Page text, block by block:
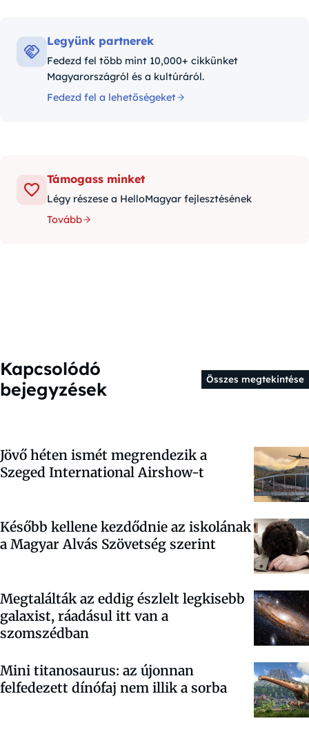
Legyünk partnerek
Fedezd fel több mint 10,000+ cikkünket
Magyarországról és a kultúráról.
Fedezd fel a lehetőségeket
Támogass minket
Légy részese a HelloMagyar fejlesztésének
Tovább
Kapcsolódó
bejegyzések
Összes megtekintése
Jövő héten ismét megrendezik a
Szeged International Airshow-t
Később kellene kezdődnie az iskolának
a Magyar Alvás Szövetség szerint
Megtalálták az eddig észlelt legkisebb
galaxist, ráadásul itt van a
szomszédban
Mini titanosaurus: az újonnan
felfedezett dínófaj nem illik a sorba